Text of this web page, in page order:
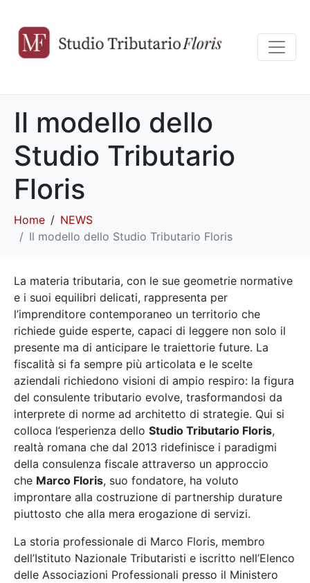
Il modello dello
Studio Tributario
Floris
Home
NEWS
Il modello dello Studio Tributario Floris
La materia tributaria, con le sue geometrie normative
e i suoi equilibri delicati, rappresenta per
l’imprenditore contemporaneo un territorio che
richiede guide esperte, capaci di leggere non solo il
presente ma di anticipare le traiettorie future. La
fiscalità si fa sempre più articolata e le scelte
aziendali richiedono visioni di ampio respiro: la figura
del consulente tributario evolve, trasformandosi da
interprete di norme ad architetto di strategie. Qui si
colloca l’esperienza dello Studio Tributario Floris,
realtà romana che dal 2013 ridefinisce i paradigmi
della consulenza fiscale attraverso un approccio
che Marco Floris, suo fondatore, ha voluto
improntare alla costruzione di partnership durature
piuttosto che alla mera erogazione di servizi.
La storia professionale di Marco Floris, membro
dell’Istituto Nazionale Tributaristi e iscritto nell’Elenco
delle Associazioni Professionali presso il Ministero